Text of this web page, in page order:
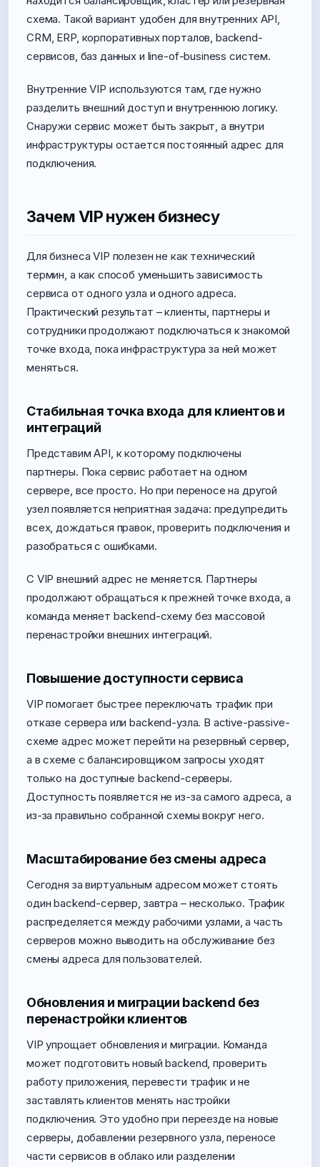
схема. Такой вариант удобен для внутренних API,
CRM, ERP, корпоративных порталов, backend-
сервисов, баз данных и line-of-business систем.
Внутренние VIP используются там, где нужно
разделить внешний доступ и внутреннюю логику.
Снаружи сервис может быть закрыт, а внутри
инфраструктуры остается постоянный адрес для
подключения.
Зачем VIP нужен бизнесу
Для бизнеса VIP полезен не как технический
термин, а как способ уменьшить зависимость
сервиса от одного узла и одного адреса.
Практический результат – клиенты, партнеры и
сотрудники продолжают подключаться к знакомой
точке входа, пока инфраструктура за ней может
меняться.
Стабильная точка входа для клиентов и
интеграций
Представим API, к которому подключены
партнеры. Пока сервис работает на одном
сервере, все просто. Но при переносе на другой
узел появляется неприятная задача: предупредить
всех, дождаться правок, проверить подключения и
разобраться с ошибками.
С VIP внешний адрес не меняется. Партнеры
продолжают обращаться к прежней точке входа, а
команда меняет backend-схему без массовой
перенастройки внешних интеграций.
Повышение доступности сервиса
VIP помогает быстрее переключать трафик при
отказе сервера или backend-узла. В active-passive-
схеме адрес может перейти на резервный сервер,
а в схеме с балансировщиком запросы уходят
только на доступные backend-серверы.
Доступность появляется не из-за самого адреса, а
из-за правильно собранной схемы вокруг него.
Масштабирование без смены адреса
Сегодня за виртуальным адресом может стоять
один backend-сервер, завтра – несколько. Трафик
распределяется между рабочими узлами, а часть
серверов можно выводить на обслуживание без
смены адреса для пользователей.
Обновления и миграции backend без
перенастройки клиентов
VIP упрощает обновления и миграции. Команда
может подготовить новый backend, проверить
работу приложения, перевести трафик и не
заставлять клиентов менять настройки
подключения. Это удобно при переезде на новые
серверы, добавлении резервного узла, переносе
части сервисов в облако или разделении